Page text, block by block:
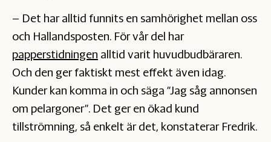
– Det har alltid funnits en samhörighet mellan oss
och Hallandsposten. För vår del har
papperstidningen alltid varit huvudbudbäraren.
Och den ger faktiskt mest effekt även idag.
Kunder kan komma in och säga ”Jag såg annonsen
om pelargoner”. Det ger en ökad kund
tillströmning, så enkelt är det, konstaterar Fredrik.